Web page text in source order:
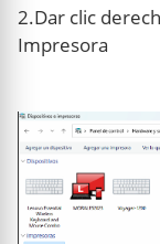
2.Dar clic
Impresora